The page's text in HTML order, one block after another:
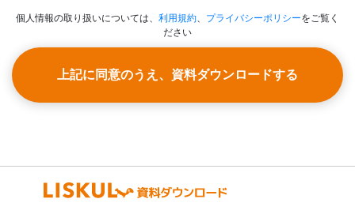
個人情報の取り扱いについては、 利用規約、 プライバシーポリシーをご覧く
ださい
上記に同意のうえ、資料ダウンロードする